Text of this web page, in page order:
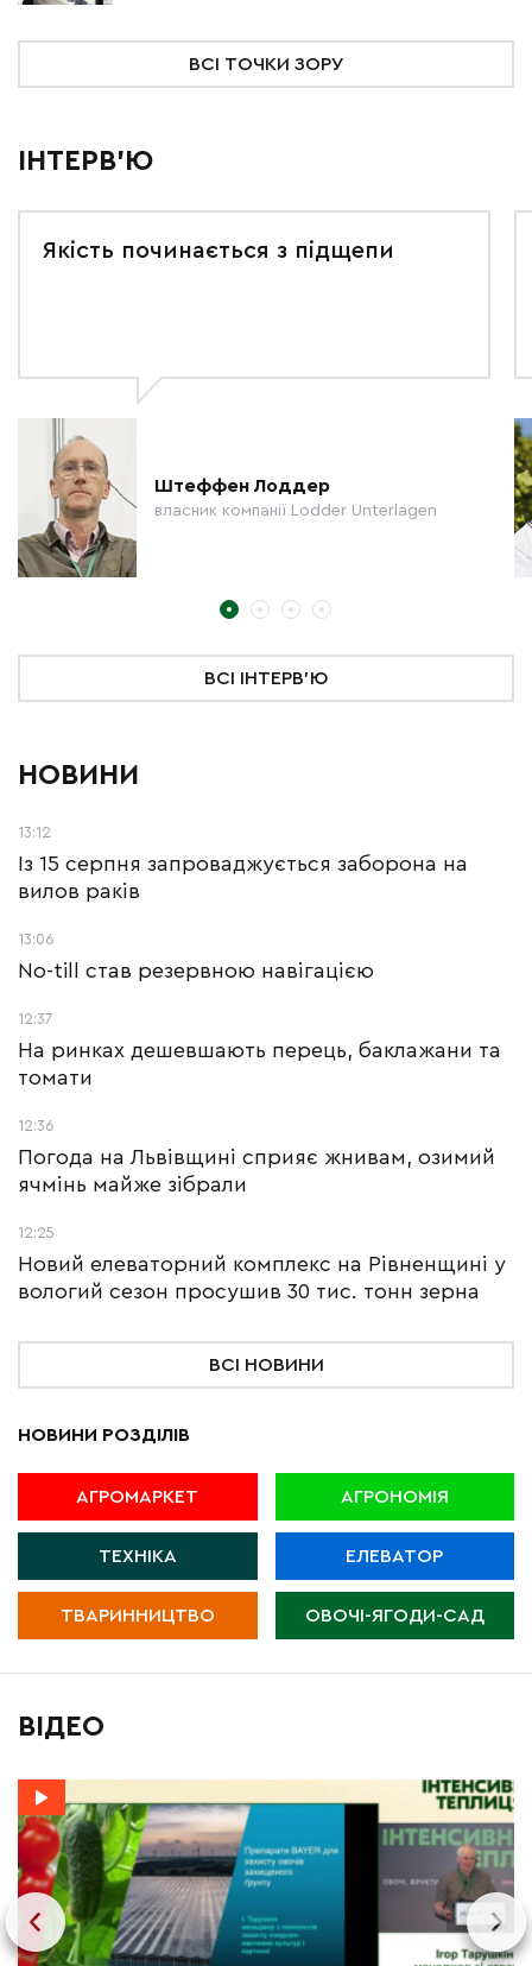
ВСІ ТОЧКИ ЗОРУ
ІНТЕРВ'Ю
Якість починається з підщепи
Штеффен Лоддер
власник компанії Lodder Unterlagen
ВСІ ІНТЕРВ'Ю
НОВИНИ
13:12
Із 15 серпня запроваджується заборона на
вилов раків
13:06
No-till став резервною навігацією
12:37
На ринках дешевшають перець, баклажани та
томати
12:36
Погода на Львівщині сприяє жнивам, озимий
ячмінь майже зібрали
12:25
Новий елеваторний комплекс на Рівненщині у
вологий сезон просушив 30 тис. тонн зерна
ВСІ НОВИНИ
НОВИНИ РОЗДІЛІВ
АГРОМАРКЕТ АГРОНОМІЯ
ТЕХНІКА ЕЛЕВАТОР
ТВАРИННИЦТВО ОВОЧІ-ЯГОДИ-САД
ВІДЕО